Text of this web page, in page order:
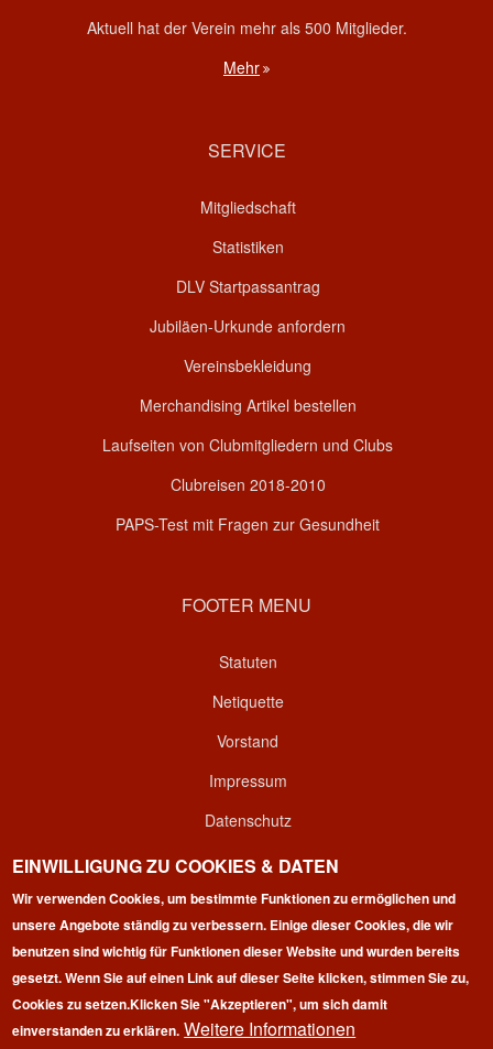
Aktuell hat der Verein mehr als 500 Mitglieder.
Mehr
SERVICE
Mitgliedschaft
Statistiken
DLV Startpassantrag
Jubiläen-Urkunde anfordern
Vereinsbekleidung
Merchandising Artikel bestellen
Laufseiten von Clubmitgliedern und Clubs
Clubreisen 2018-2010
PAPS-Test mit Fragen zur Gesundheit
FOOTER MENU
Statuten
Netiquette
Vorstand
Impressum
Datenschutz
Kontakt
Login
Copyright © 2026 | 100 Marathon Club Deutschland e.V. | All
EINWILLIGUNG ZU COOKIES & DATEN
Wir verwenden Cookies, um bestimmte Funktionen zu ermöglichen und
unsere Angebote ständig zu verbessern. Einige dieser Cookies, die wir
benutzen sind wichtig für Funktionen dieser Website und wurden bereits
gesetzt. Wenn Sie auf einen Link auf dieser Seite klicken, stimmen Sie zu,
Cookies zu setzen.Klicken Sie "Akzeptieren", um sich damit
einverstanden zu erklären. Weitere Informationen